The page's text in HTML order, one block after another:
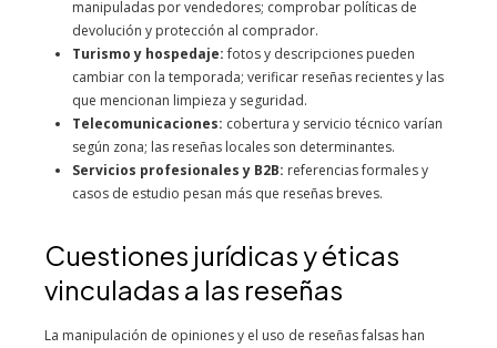
manipuladas por vendedores; comprobar políticas de
devolución y protección al comprador.
Turismo y hospedaje:fotos y descripciones pueden
cambiar con la temporada; verificar reseñas recientes y las
que mencionan limpieza y seguridad.
Telecomunicaciones: cobertura y servicio técnico varían
según zona; las reseñas locales son determinantes.
Servicios profesionales y B2B: referencias formales y
casos de estudio pesan más que reseñas breves.
Cuestiones jurídicas y éticas
vinculadas a las reseñas
La manipulación de opiniones y el uso de reseñas falsas han